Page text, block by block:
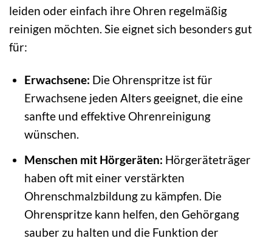
leiden oder einfach ihre Ohren regelmäßig
reinigen möchten. Sie eignet sich besonders gut
für:
Erwachsene: Die Ohrenspritze ist für
Erwachsene jeden Alters geeignet, die eine
sanfte und effektive Ohrenreinigung
wünschen.
Menschen mit Hörgeräten: Hörgeräteträger
haben oft mit einer verstärkten
Ohrenschmalzbildung zu kämpfen. Die
Ohrenspritze kann helfen, den Gehörgang
sauber zu halten und die Funktion der